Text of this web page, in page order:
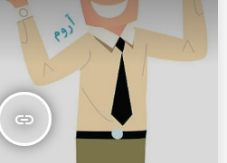
insert_link